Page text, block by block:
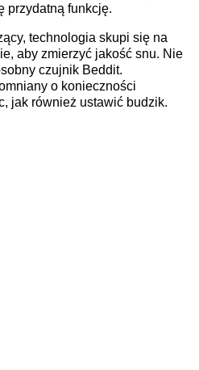
przydatną funkcję.
technologia skupi się na
aby zmierzyć jakość snu. Nie
czujnik Beddit.
o konieczności
jak również ustawić budzik.